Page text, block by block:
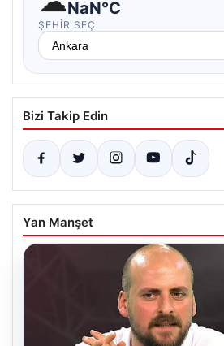
NaN°C
ŞEHIR SEÇ
Bizi Takip Edin
Yan Manşet